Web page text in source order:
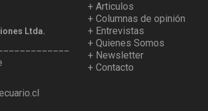
Ltda.
+ Articulos
+ Columnas de opinión
+ Entrevistas
+ Quienes Somos
+ Newsletter
+ Contacto